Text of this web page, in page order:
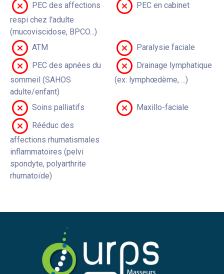
PEC des affections
respi chez l'adulte
(mucoviscidose, BPCO...)
PEC en cabinet
ATM
Paralysie faciale
PEC des apnées du
sommeil (SAHOS
adulte/enfant)
Drainage lymphatique
(ex: lymphœdème, ...)
Soins palliatifs
Maxillo-faciale
Rééduc des
affections rhumatismales
inflammatoires (pelvi
spondyte, polyarthrite
rhumatoïde)